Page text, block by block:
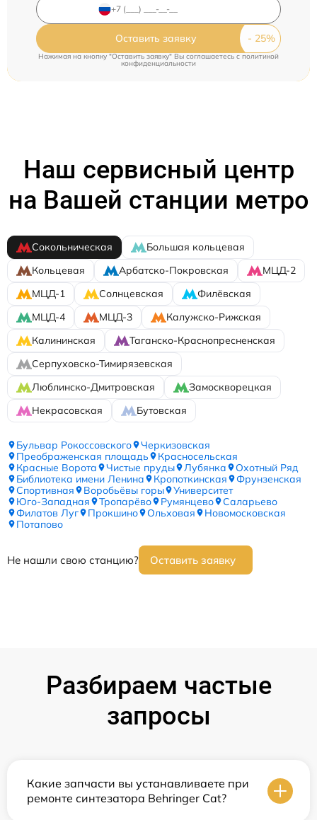
Оставить заявку
Нажимая на кнопку "Оставить заявку" Вы соглашаетесь cполитикой
конфиденциальности
Наш сервисный центр
на Вашей станции метро
Сокольническая
Большая кольцевая
Кольцевая
Арбатско-Покровская
МЦД-2
МЦД-1
Солнцевская
Филёвская
МЦД-4
МЦД-3
Калужско-Рижская
Калининская
Таганско-Краснопресненская
Серпуховско-Тимирязевская
Люблинско-Дмитровская
Замоскворецкая
Некрасовская
Бутовская
Бульвар Рокоссовского
Черкизовская
Преображенская площадь
Красносельская
Красные Ворота
Чистые пруды Лубянка
Охотный Ряд
Библиотека имени Ленина
Кропоткинская
Фрунзенская
Спортивная
Воробьёвы горы
Университет
Юго-Западная
Тропарёво Румянцево
Саларьево
Филатов Луг
Прокшино Ольховая
Новомосковская
Потапово
Не нашли свою станцию? Оставить заявку
Разбираем частые
запросы
Какие запчасти вы устанавливаете при
ремонте синтезатора Behringer Cat?